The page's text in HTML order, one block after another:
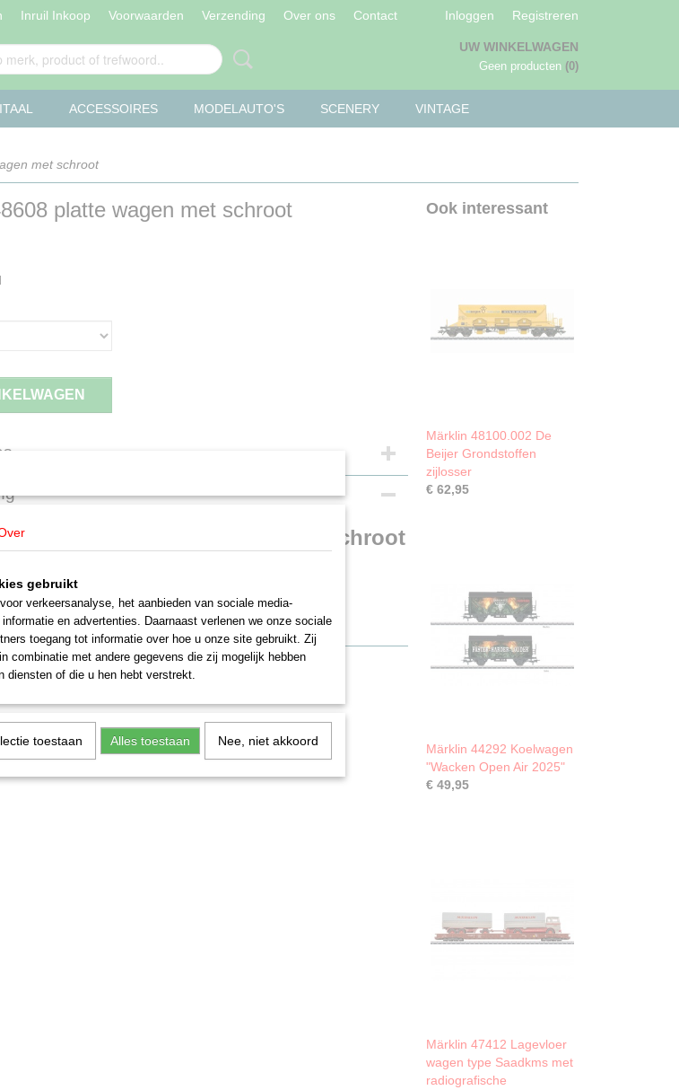
Inruil Inkoop Voorwaarden Verzending Over ons Contact Inloggen Registreren
UW WINKELWAGEN
Geen producten (0)
ACCESSOIRES MODELAUTO'S SCENERY VINTAGE
met schroot
platte wagen met schroot
4001883486086
platte wagen 4 assen met schroot
Ook interessant
Märklin 48100.002 De
Beijer Grondstoffen
zijlosser
€ 62,95
Märklin 44292 Koelwagen
"Wacken Open Air 2025"
€ 49,95
Märklin 47412 Lagevloer
wagen type Saadkms met
radiografische
gebruikt
verkeersanalyse, het aanbieden van sociale media-
en advertenties. Daarnaast verlenen we onze sociale
toegang tot informatie over hoe u onze site gebruikt. Zij
combinatie met andere gegevens die zij mogelijk hebben
diensten of die u hen hebt verstrekt.
toestaan Alles toestaan Nee, niet akkoord